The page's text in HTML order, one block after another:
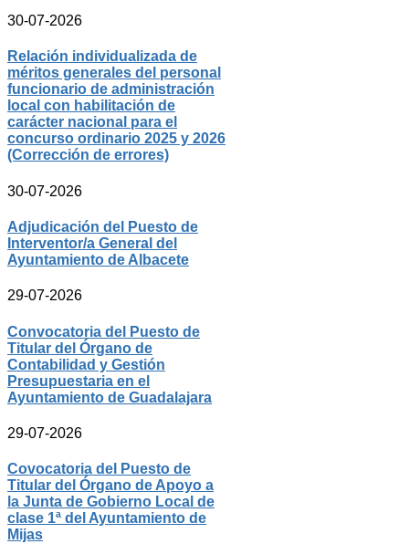
30-07-2026
Relación individualizada de
méritos generales del personal
funcionario de administración
local con habilitación de
carácter nacional para el
concurso ordinario 2025 y 2026
(Corrección de errores)
30-07-2026
Adjudicación del Puesto de
Interventor/a General del
Ayuntamiento de Albacete
29-07-2026
Convocatoria del Puesto de
Titular del Órgano de
Contabilidad y Gestión
Presupuestaria en el
Ayuntamiento de Guadalajara
29-07-2026
Covocatoria del Puesto de
Titular del Órgano de Apoyo a
la Junta de Gobierno Local de
clase 1ª del Ayuntamiento de
Mijas